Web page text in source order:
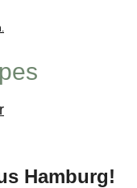
Hamburg!